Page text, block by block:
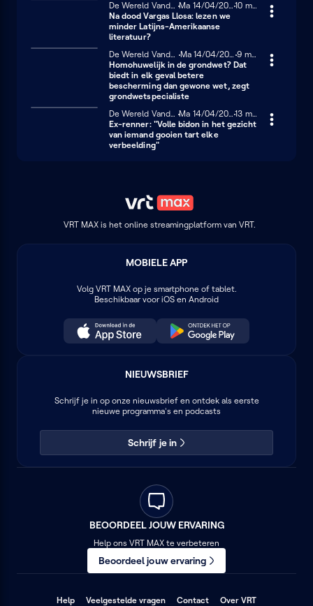
De Wereld Vandaag Maandag 14 april 2025
Ma 14/04/2025 10 minuten
10 min
Na dood Vargas Llosa: lezen we
minder Latijns-Amerikaanse
literatuur?
De Wereld Vandaag Maandag 14 april 2025
Ma 14/04/2025 9 minuten
9 min
Homohuwelijk in de grondwet? Dat
biedt in elk geval betere
bescherming dan gewone wet, zegt
grondwetspecialiste
De Wereld Vandaag Maandag 14 april 2025
Ma 14/04/2025 13 minuten
13 min
Ex-renner: "Volle bidon in het gezicht
van iemand gooien tart elke
verbeelding"
VRT MAX is het online streamingplatform van VRT.
MOBIELE APP
Volg VRT MAXop je smartphone of tablet.
Beschikbaar voor iOS en Android
NIEUWSBRIEF
Schrijf je in op onze nieuwsbrief en ontdek als eerste
nieuwe programma's en podcasts
Schrijf je in
BEOORDEEL JOUW ERVARING
Help ons VRT MAX te verbeteren
Beoordeel jouw ervaring
Help Veelgestelde vragen (opent
Contact (opent
Over VRT